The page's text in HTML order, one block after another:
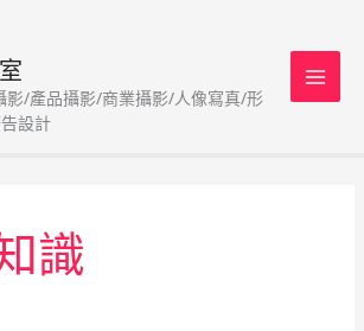
影/產品攝影/商業攝影/人像寫真/形
設計
識